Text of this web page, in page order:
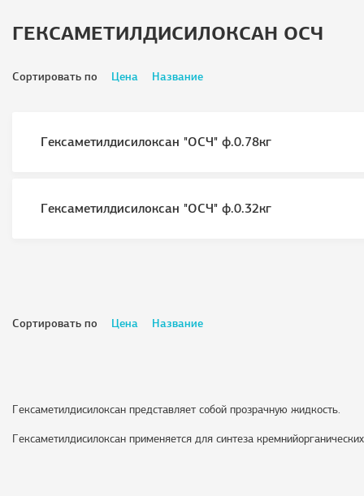
ГЕКСАМЕТИЛДИСИЛОКСАН ОСЧ
Сортировать по Цена Название
Гексаметилдисилоксан "ОСЧ" ф.0.78кг
Гексаметилдисилоксан "ОСЧ" ф.0.32кг
Сортировать по Цена Название
Гексаметилдисилоксан представляет собой прозрачную жидкость.
Гексаметилдисилоксан применяется для синтеза